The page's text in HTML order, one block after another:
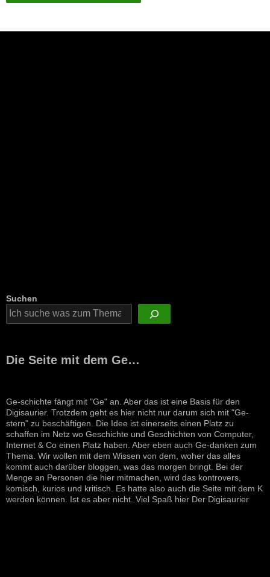
Suchen
Die Seite mit dem Ge…
Ge-schichte fängt mit "Ge" an. Aber das ist eine Basis für den
Digisaurier. Trotzdem geht es hier nicht nur darum sich mit "Ge-
stern" zu beschäftigen. Die Idee ist einerseits einen Platz zu
schaffen im Netz wo Geschichte und Geschichten von Computer,
Internet & Co einen Platz haben. Aber eben auch Ge-danken zum
Thema. Wir wollen mit dem Wissen von dem, woher das alles
kommt auch darüber bloggen, was das morgen bringt. Bei der
Menge an Personen die hier mitmachen, wird das kontrovers,
komisch, kurios und kritisch. Es hatte also auch die Seite mit dem K
werden können. Ist es aber nicht. Viel Spaß hier Der Digisaurier